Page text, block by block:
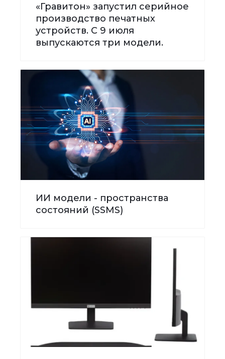
«Гравитон» запустил серийное
производство печатных
устройств. С 9 июля
выпускаются три модели.
ИИ модели - пространства
состояний (SSMS)